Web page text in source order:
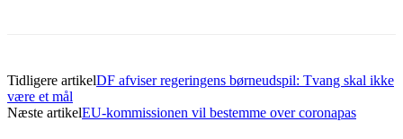
Tidligere artikelDF afviser regeringens børneudspil: Tvang skal ikke
være et mål
Næste artikelEU-kommissionen vil bestemme over coronapas